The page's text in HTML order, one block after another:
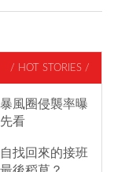
/ HOT STORIES /
風圈侵襲率曝
看
找回來的接班